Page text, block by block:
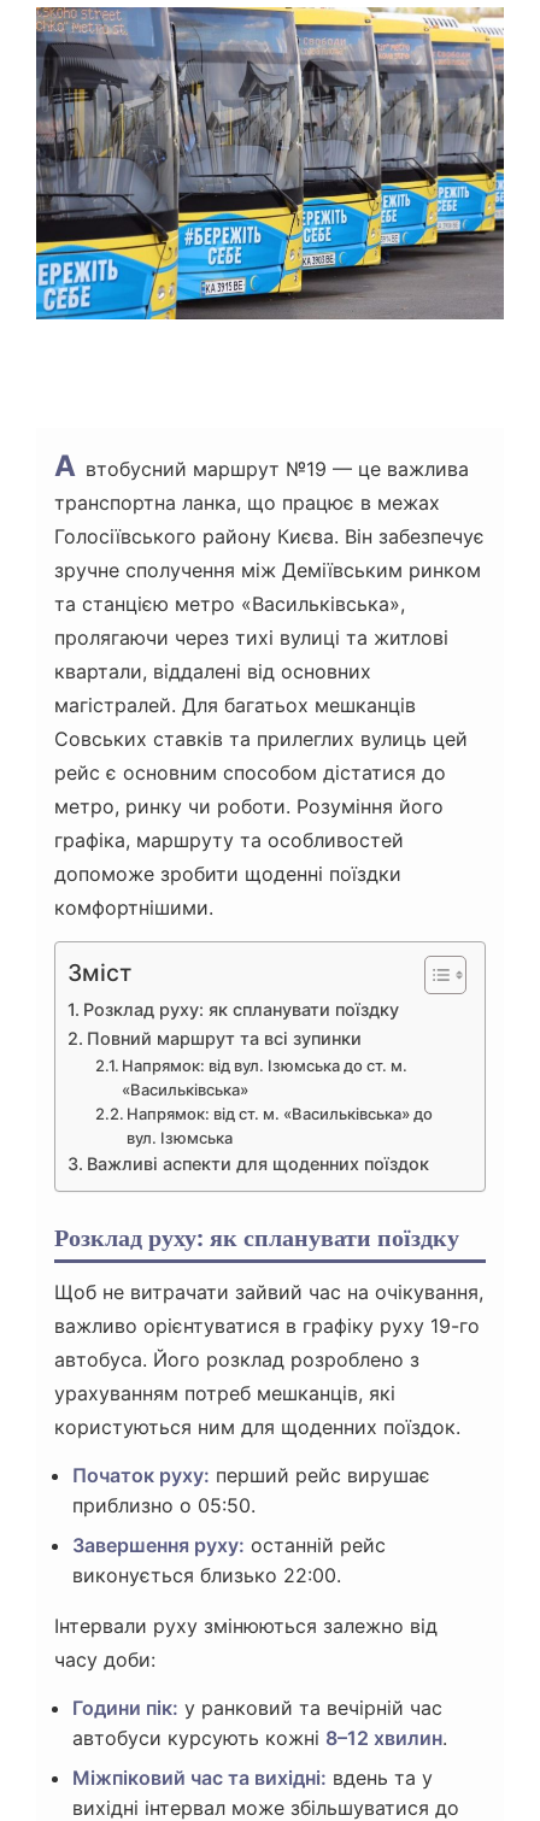
О
В
Й
Ч
А
С
Ч
И
Т
А
Н
Н
А втобусний маршрут №19 — це важлива
транспортна ланка, що працює в межах
Голосіївського району Києва. Він забезпечує
зручне сполучення між Деміївським ринком
та станцією метро «Васильківська»,
пролягаючи через тихі вулиці та житлові
квартали, віддалені від основних
магістралей. Для багатьох мешканців
Совських ставків та прилеглих вулиць цей
рейс є основним способом дістатися до
метро, ринку чи роботи. Розуміння його
графіка, маршруту та особливостей
допоможе зробити щоденні поїздки
комфортнішими.
Зміст
Розклад руху: як спланувати поїздку
Повний маршрут та всі зупинки
Напрямок: від вул. Ізюмська до ст. м.
«Васильківська»
Напрямок: від ст. м. «Васильківська» до
вул. Ізюмська
Важливі аспекти для щоденних поїздок
Розклад руху: як спланувати поїздку
Щоб не витрачати зайвий час на очікування,
важливо орієнтуватися в графіку руху 19-го
автобуса. Його розклад розроблено з
урахуванням потреб мешканців, які
користуються ним для щоденних поїздок.
Початок руху: перший рейс вирушає
приблизно о 05:50.
Завершення руху: останній рейс
виконується близько 22:00.
Інтервали руху змінюються залежно від
часу доби:
Години пік: у ранковий та вечірній час
автобуси курсують кожні 8–12 хвилин.
Міжпіковий час та вихідні: вдень та у
вихідні інтервал може збільшуватися до